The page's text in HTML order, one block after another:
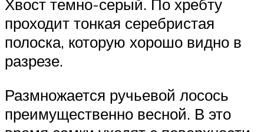
Хвост темно-серый. По хребту
проходит тонкая серебристая
полоска, которую хорошо видно в
разрезе.
Размножается ручьевой лосось
преимущественно весной. В это